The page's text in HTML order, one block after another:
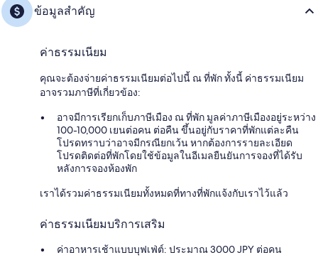
ข้อมูลสำคัญ
ค่าธรรมเนียม
คุณจะต้องจ่ายค่าธรรมเนียมต่อไปนี้ ณ ที่พัก ทั้งนี้ ค่าธรรมเนียม
อาจรวมภาษีที่เกี่ยวข้อง:
อาจมีการเรียกเก็บภาษีเมือง ณ ที่พัก มูลค่าภาษีเมืองอยู่ระหว่าง
100-10,000 เยนต่อคน ต่อคืน ขึ้นอยู่กับราคาที่พักแต่ละคืน
โปรดทราบว่าอาจมีกรณียกเว้น หากต้องการรายละเอียด
โปรดติดต่อที่พักโดยใช้ข้อมูลในอีเมลยืนยันการจองที่ได้รับ
หลังการจองห้องพัก
เราได้รวมค่าธรรมเนียมทั้งหมดที่ทางที่พักแจ้งกับเราไว้แล้ว
ค่าธรรมเนียมบริการเสริม
ค่าอาหารเช้าแบบบุฟเฟ่ต์: ประมาณ 3000 JPY ต่อคน